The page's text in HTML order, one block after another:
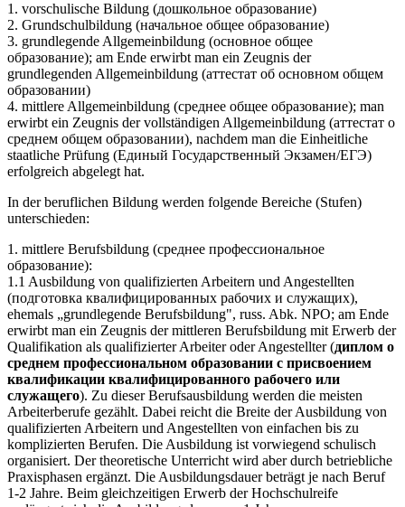
1. vorschulische Bildung (дошкольное образование)
2. Grundschulbildung (начальное общее образование)
3. grundlegende Allgemeinbildung (основное общее
образование); am Ende erwirbt man ein Zeugnis der
grundlegenden Allgemeinbildung (аттестат об основном общем
образовании)
4. mittlere Allgemeinbildung (среднее общее образование); man
erwirbt ein Zeugnis der vollständigen Allgemeinbildung (аттестат о
среднем общем образовании), nachdem man die Einheitliche
staatliche Prüfung (Единый Государственный Экзамен/ЕГЭ)
erfolgreich abgelegt hat.
In der beruflichen Bildung werden folgende Bereiche (Stufen)
unterschieden:
1. mittlere Berufsbildung (среднее профессиональное
образование):
1.1 Ausbildung von qualifizierten Arbeitern und Angestellten
(подготовка квалифицированных рабочих и служащих),
ehemals „grundlegende Berufsbildung", russ. Abk. NPO; am Ende
erwirbt man ein Zeugnis der mittleren Berufsbildung mit Erwerb der
Qualifikation als qualifizierter Arbeiter oder Angestellter (диплом о
среднем профессиональном образовании с присвоением
квалификации квалифицированного рабочего или
служащего). Zu dieser Berufsausbildung werden die meisten
Arbeiterberufe gezählt. Dabei reicht die Breite der Ausbildung von
qualifizierten Arbeitern und Angestellten von einfachen bis zu
komplizierten Berufen. Die Ausbildung ist vorwiegend schulisch
organisiert. Der theoretische Unterricht wird aber durch betriebliche
Praxisphasen ergänzt. Die Ausbildungsdauer beträgt je nach Beruf
1-2 Jahre. Beim gleichzeitigen Erwerb der Hochschulreife